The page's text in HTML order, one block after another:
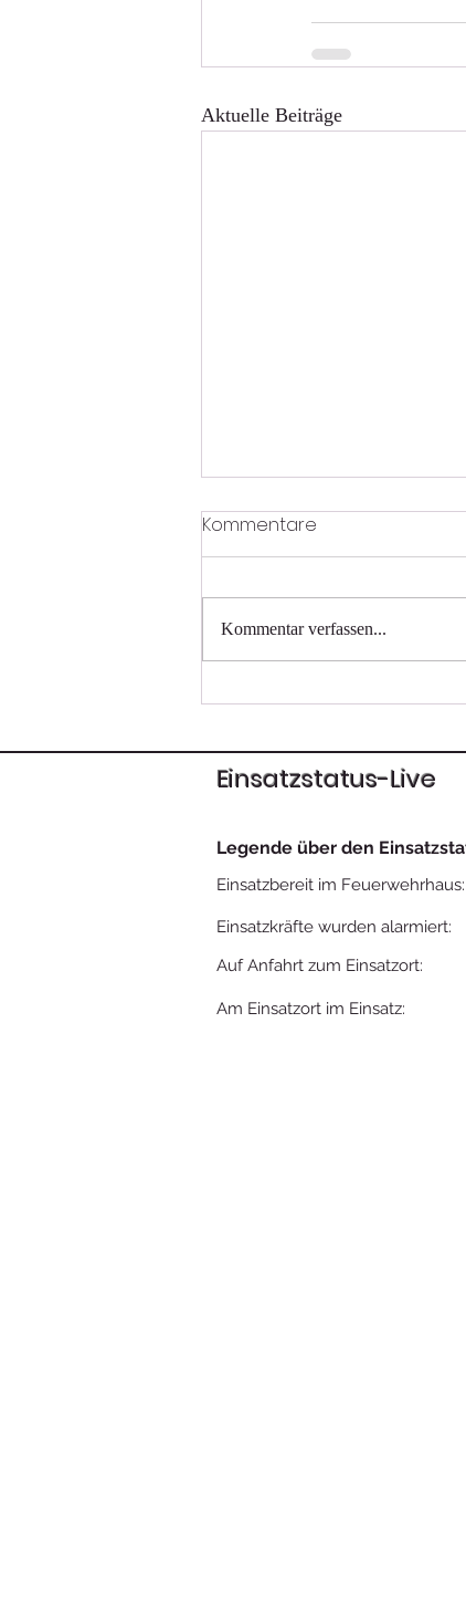
Aktuelle Beiträge
Faschingsumzug 2026
Kommentare
Kommentar verfassen...
Einsatzstatus-Live
Legende über den
Einsatzbereit im Feuerwehrhaus:
Einsatzkräfte wurden alarmiert:
Auf Anfahrt zum Einsatzort:
Am Einsatzort im Einsatz: